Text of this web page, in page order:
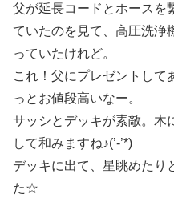
父が延長コードとホースを
ていたのを見て、高圧洗浄
っていたけれど。
これ！父にプレゼントして
っとお値段高いなー。
サッシとデッキが素敵。木
して和みますね♪(’-’*)
デッキに出て、星眺めたり
た☆